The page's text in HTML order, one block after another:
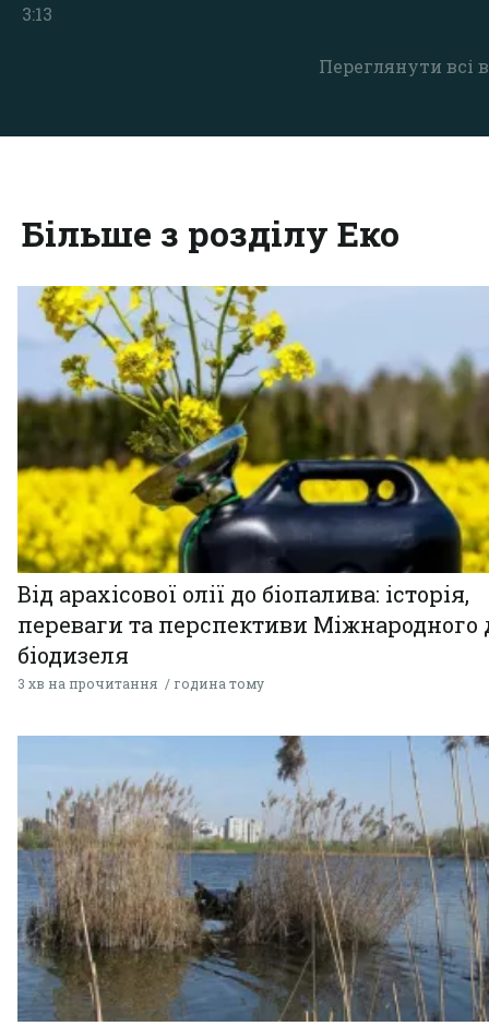
Переглянути всі
3:13
Більше з розділу Еко
Від арахісової олії до біопалива: історія,
переваги та перспективи Міжнародного
біодизеля
3 хв на прочитання година тому